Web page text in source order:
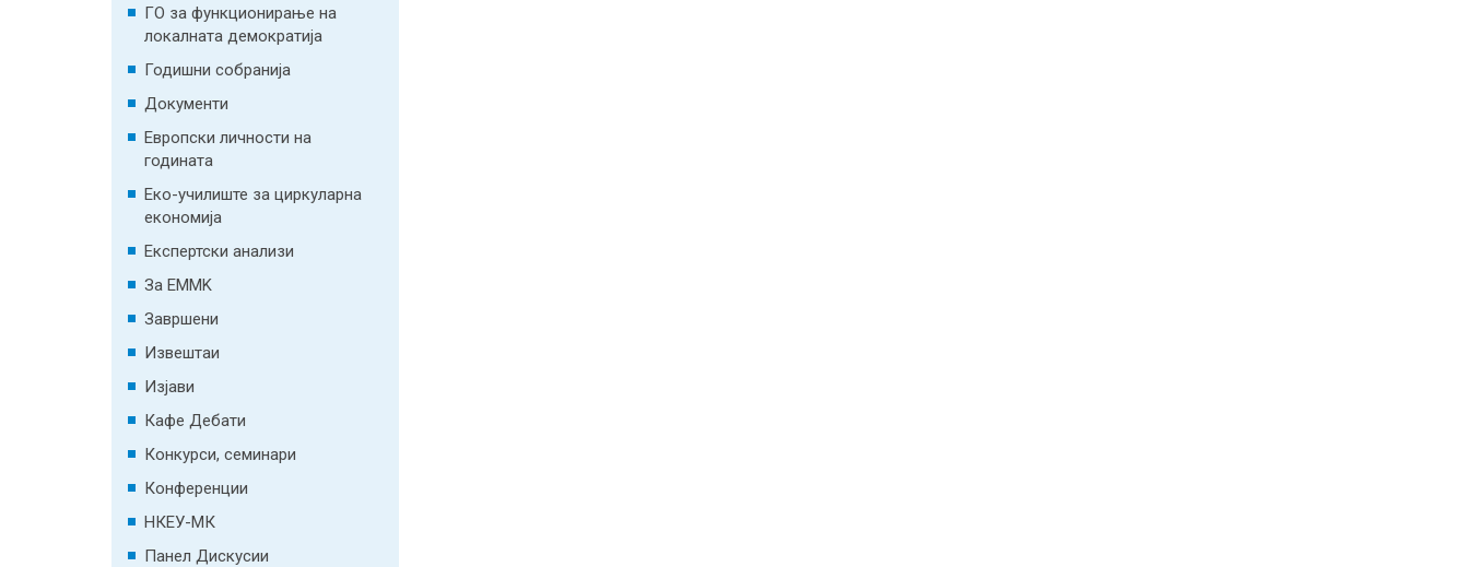
ГО за функционирање на
локалната демократија
Годишни собранија
Документи
Европски личности на
годината
Еко-училиште за циркуларна
економија
Експертски анализи
За EMMK
Завршени
Извештаи
Изјави
Кафе Дебати
Конкурси, семинари
Конференции
НКЕУ-МК
Панел Дискусии